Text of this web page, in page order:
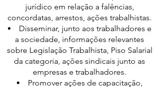
jurídico em relação a falências,
concordatas, arrestos, ações trabalhistas.
Disseminar, junto aos trabalhadores e
a sociedade, informações relevantes
sobre Legislação Trabalhista, Piso Salarial
da categoria, ações sindicais junto as
empresas e trabalhadores.
Promover ações de capacitação,